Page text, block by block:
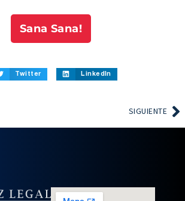
Sana Sana!
Twitter LinkedIn
SIGUIENTE